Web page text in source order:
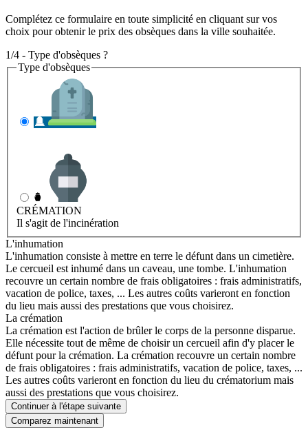
Complétez ce formulaire en toute simplicité en cliquant sur vos
choix pour obtenir le prix des obsèques dans la ville souhaitée.
1/4 - Type d'obsèques ?
Type d'obsèques
CRÉMATION
Il s'agit de l'incinération
L'inhumation
L'inhumation consiste à mettre en terre le défunt dans un cimetière.
Le cercueil est inhumé dans un caveau, une tombe. L'inhumation
recouvre un certain nombre de frais obligatoires : frais administratifs,
vacation de police, taxes, ... Les autres coûts varieront en fonction
du lieu mais aussi des prestations que vous choisirez.
La crémation
La crémation est l'action de brûler le corps de la personne disparue.
Elle nécessite tout de même de choisir un cercueil afin d'y placer le
défunt pour la crémation. La crémation recouvre un certain nombre
de frais obligatoires : frais administratifs, vacation de police, taxes, ...
Les autres coûts varieront en fonction du lieu du crématorium mais
aussi des prestations que vous choisirez.
Continuer à l'étape suivante